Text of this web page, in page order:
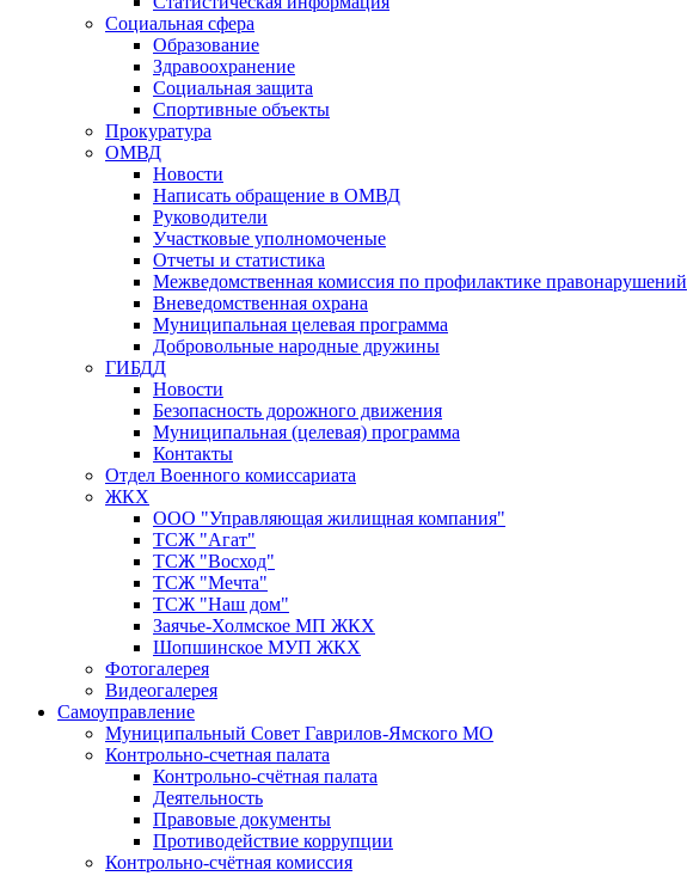
Социальная сфера
Образование
Здравоохранение
Социальная защита
Спортивные объекты
Прокуратура
ОМВД
Новости
Написать обращение в ОМВД
Руководители
Участковые уполномоченые
Отчеты и статистика
Межведомственная комиссия по профилактике правонарушений
Вневедомственная охрана
Муниципальная целевая программа
Добровольные народные дружины
ГИБДД
Новости
Безопасность дорожного движения
Муниципальная (целевая) программа
Контакты
Отдел Военного комиссариата
ЖКХ
ООО "Управляющая жилищная компания"
ТСЖ "Агат"
ТСЖ "Восход"
ТСЖ "Мечта"
ТСЖ "Наш дом"
Заячье-Холмское МП ЖКХ
Шопшинское МУП ЖКХ
Фотогалерея
Видеогалерея
Самоуправление
Муниципальный Совет Гаврилов-Ямского МО
Контрольно-счетная палата
Контрольно-счётная палата
Деятельность
Правовые документы
Противодействие коррупции
Контрольно-счётная комиссия